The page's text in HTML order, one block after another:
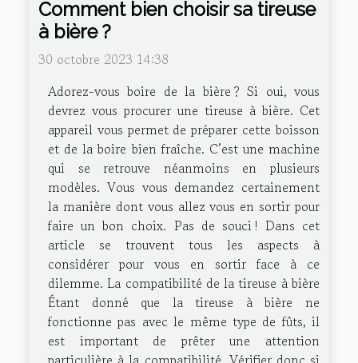
Comment bien choisir sa tireuse
à bière ?
30 octobre 2023 14:38
Adorez-vous boire de la bière ? Si oui, vous
devrez vous procurer une tireuse à bière. Cet
appareil vous permet de préparer cette boisson
et de la boire bien fraîche. C’est une machine
qui se retrouve néanmoins en plusieurs
modèles. Vous vous demandez certainement
la manière dont vous allez vous en sortir pour
faire un bon choix. Pas de souci ! Dans cet
article se trouvent tous les aspects à
considérer pour vous en sortir face à ce
dilemme. La compatibilité de la tireuse à bière
Étant donné que la tireuse à bière ne
fonctionne pas avec le même type de fûts, il
est important de prêter une attention